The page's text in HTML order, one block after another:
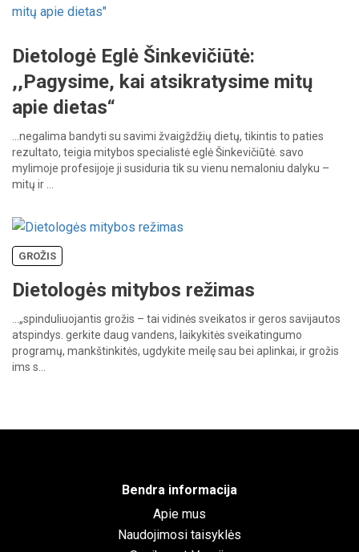
Dietologė Eglė Šinkevičiūtė:
,,Pagysime, kai atsikratysime mitų
apie dietas“
…negalima bandyti su savimi žvaigždžių dietų, tikintis to paties
rezultato, teigia mitybos specialistėeglėŠinkevičiūtė. savo
mylimoje profesijoje ji susiduria tiksu vienu nemaloniu dalyku –
mitų ir
GROŽIS
Dietologės mitybos režimas
…„spinduliuojantis grožis – tai vidinės sveikatos irgeros savijautos
atspindys. gerkite daug vandens, laikykitės sveikatingumo
programų, mankštinkitės, ugdykite meilęsau bei aplinkai, irgrožis
ims s…
Bendra informacija
Apie mus
Naudojimosi taisyklės